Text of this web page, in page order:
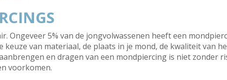
Ongeveer 5% van de jongvolwassenen heeft een
keuze van materiaal, de plaats in je mond, de kwaliteit van
en dragen van een mondpiercing is niet zonder
voorkomen.